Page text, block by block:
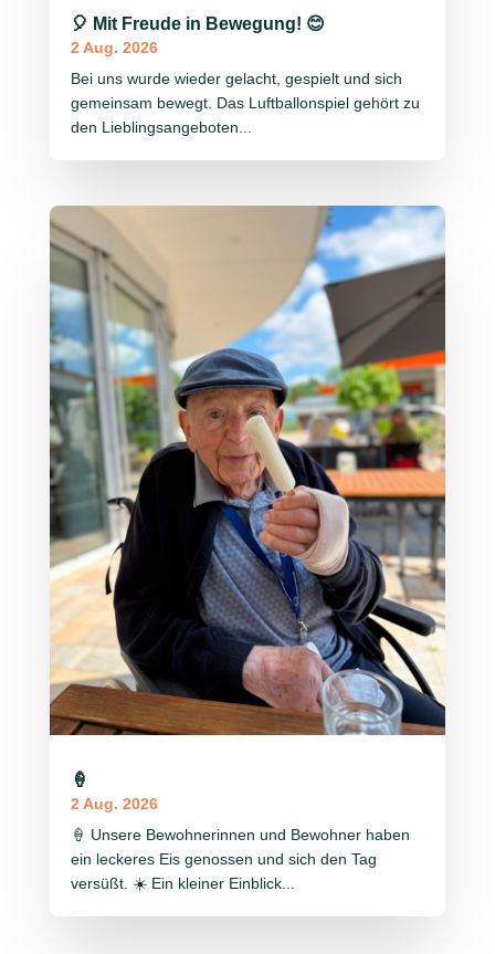
🎈 Mit Freude in Bewegung! 😊
2 Aug. 2026
Bei uns wurde wieder gelacht, gespielt und sich
gemeinsam bewegt. Das Luftballonspiel gehört zu
den Lieblingsangeboten...
🍦
2 Aug. 2026
🍦 Unsere Bewohnerinnen und Bewohner haben
ein leckeres Eis genossen und sich den Tag
versüßt. ☀️ Ein kleiner Einblick...